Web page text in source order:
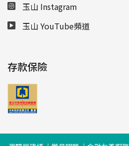
玉山 Instagram
玉山 YouTube頻道
存款保險